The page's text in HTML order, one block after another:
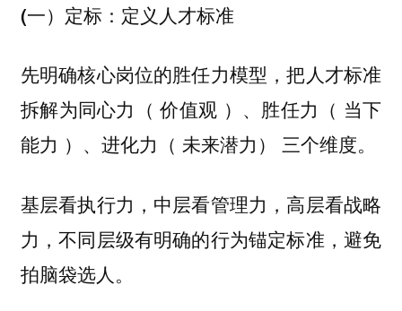
(一）定标：定义人才标准
先明确核心岗位的胜任力模型，把人才标准
拆解为同心力（ 价值观 ）、胜任力（ 当下
能力 ）、进化力（ 未来潜力） 三个维度。
基层看执行力，中层看管理力，高层看战略
力，不同层级有明确的行为锚定标准，避免
拍脑袋选人。